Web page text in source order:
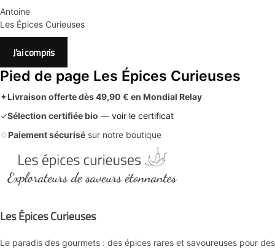
Antoine
Les Épices Curieuses
J’ai compris
Pied de page Les Épices Curieuses
✦Livraison offerte dès 49,90 € en Mondial Relay
✓Sélection certifiée bio — voir le certificat
♢ Paiement sécurisé sur notre boutique
Les Épices Curieuses
Le paradis des gourmets : des épices rares et savoureuses pour des